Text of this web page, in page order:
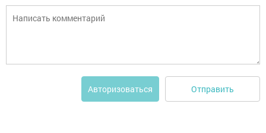
Авторизоваться Отправить